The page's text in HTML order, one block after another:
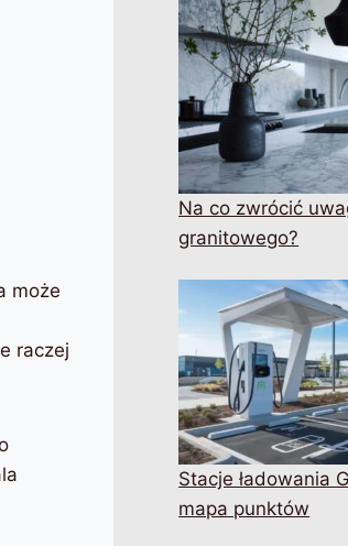
może
raczej
Na co zwrócić
granitowego?
Stacje ładowania
mapa punktów